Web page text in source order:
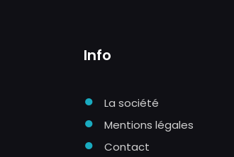
Info
● La société
● Mentions légales
● Contact